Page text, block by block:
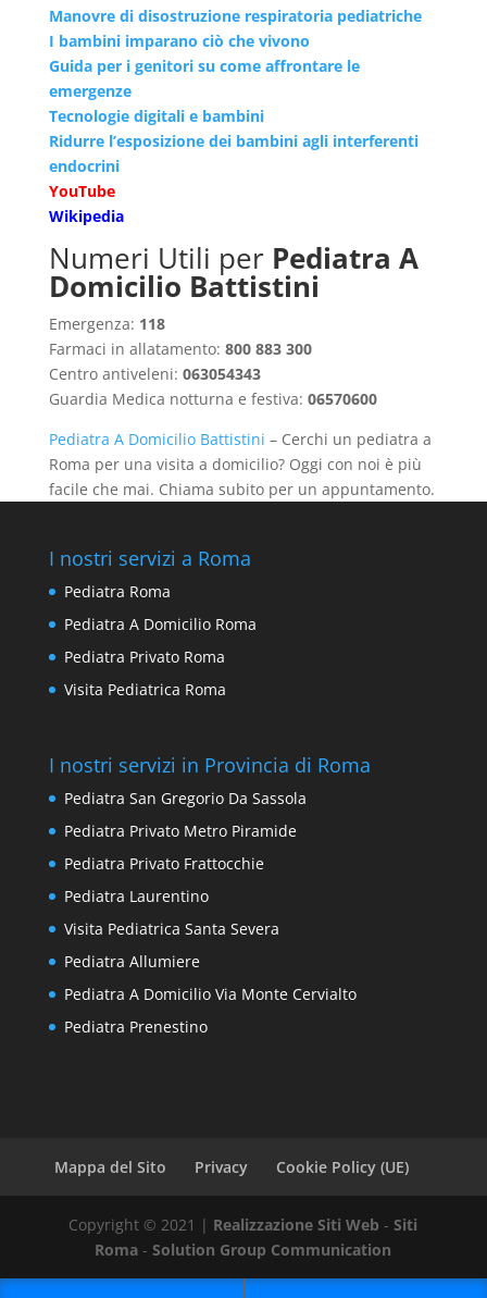
Manovre di disostruzione respiratoria pediatriche
I bambini imparano ciò che vivono
Guida per i genitori su come affrontare le
emergenze
Tecnologie digitali e bambini
Ridurre l’esposizione dei bambini agli interferenti
endocrini
YouTube
Wikipedia
Numeri Utili per Pediatra A
Domicilio Battistini
Emergenza: 118
Farmaci in allatamento: 800 883 300
Centro antiveleni: 063054343
Guardia Medica notturna e festiva: 06570600
Pediatra A Domicilio Battistini – Cerchi un pediatra a
Roma per una visita a domicilio? Oggi con noi è più
facile che mai. Chiama subito per un appuntamento.
I nostri servizi a Roma
Pediatra Roma
Pediatra A Domicilio Roma
Pediatra Privato Roma
Visita Pediatrica Roma
I nostri servizi in Provincia di Roma
Pediatra San Gregorio Da Sassola
Pediatra Privato Metro Piramide
Pediatra Privato Frattocchie
Pediatra Laurentino
Visita Pediatrica Santa Severa
Pediatra Allumiere
Pediatra A Domicilio Via Monte Cervialto
Pediatra Prenestino
Mappa del Sito Privacy Cookie Policy (UE)
Copyright © 2021 | Realizzazione Siti Web -Siti
Roma -Solution Group Communication